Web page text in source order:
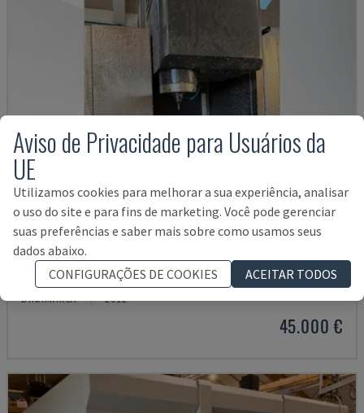
VTC 300C II
MAZAK - CENTRO DE MAQUINAÇÃO VERTICAL
DINAMARCA 2012
45.000 €
Aviso de Privacidade para Usuários da
UE
Utilizamos cookies para melhorar a sua experiência, analisar
o uso do site e para fins de marketing. Você pode gerenciar
suas preferências e saber mais sobre como usamos seus
dados abaixo.
CONFIGURAÇÕES DE COOKIES
ACEITAR TODOS